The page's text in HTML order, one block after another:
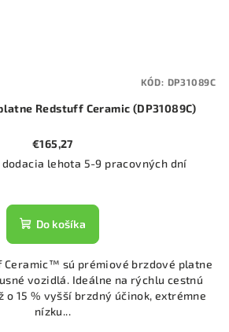
Redstuff Ceramic (DP31089C)
€165,27
dodacia lehota 5-9 pracovných dní
Do košíka
Ceramic™ sú prémiové brzdové platne
vozidlá. Ideálne na rýchlu cestnú
o 15 % vyšší brzdný účinok, extrémne
nízku...
KÓD: DP31089C